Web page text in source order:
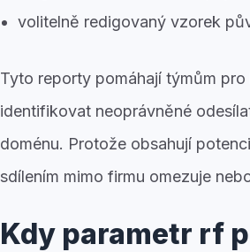
volitelně redigovaný vzorek
Tyto reporty pomáhají týmům
identifikovat neoprávněné
doménu. Protože obsahují
sdílením mimo firmu omezuje
Kdy parametr rf